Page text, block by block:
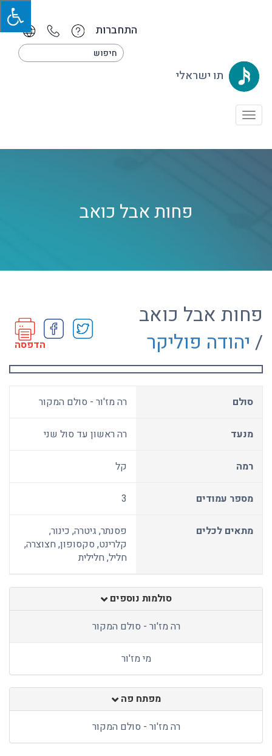
התחברות
תו ישראלי
Toggle
פחות אבל כואב
פחות אבל כואב
/ יהודה פוליקר הדפסה
סולם רה מז'ור - סולם המקור
מנעד רה ראשון עד סול שני
רמה קל
מספר עמודים 3
מתאים לכלים
פסנתר, גיטרה, כינור,
קלרינט, סקסופון, חצוצרה,
חליל, חלילית
סולמות נוספים
רה מז'ור - סולם המקור
מי מז'ור
מפתח פה
רה מז'ור - סולם המקור